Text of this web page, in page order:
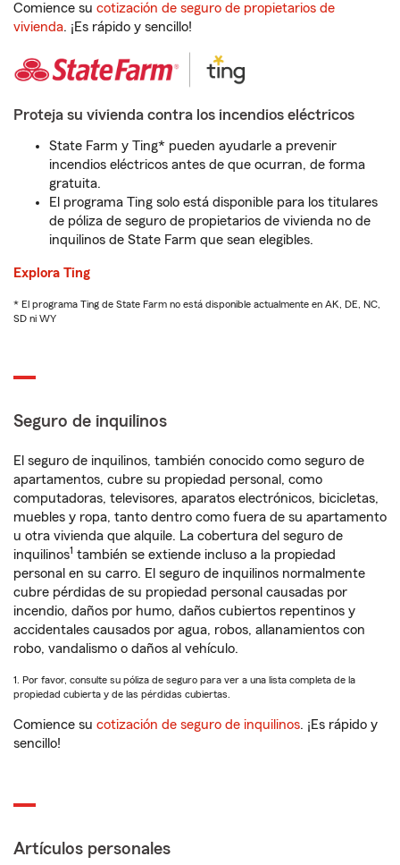
Comience su cotización de seguro de propietarios de
vivienda. ¡Es rápido y sencillo!
Proteja su vivienda contra los incendios eléctricos
State Farm y Ting* pueden ayudarle a prevenir
incendios eléctricos antes de que ocurran, de forma
gratuita.
El programa Ting solo está disponible para los titulares
de póliza de seguro de propietarios de vivienda no de
inquilinos de State Farm que sean elegibles.
Explora Ting
* El programa Ting de State Farm no está disponible actualmente en AK, DE, NC,
SD ni WY
Seguro de inquilinos
El seguro de inquilinos, también conocido como seguro de
apartamentos, cubre su propiedad personal, como
computadoras, televisores, aparatos electrónicos, bicicletas,
muebles y ropa, tanto dentro como fuera de su apartamento
u otra vivienda que alquile. La cobertura del seguro de
inquilinos1 también se extiende incluso a la propiedad
personal en su carro. El seguro de inquilinos normalmente
cubre pérdidas de su propiedad personal causadas por
incendio, daños por humo, daños cubiertos repentinos y
accidentales causados por agua, robos, allanamientos con
robo, vandalismo o daños al vehículo.
1. Por favor, consulte su póliza de seguro para ver a una lista completa de la
propiedad cubierta y de las pérdidas cubiertas.
Comience su cotización de seguro de inquilinos. ¡Es rápido y
sencillo!
Artículos personales